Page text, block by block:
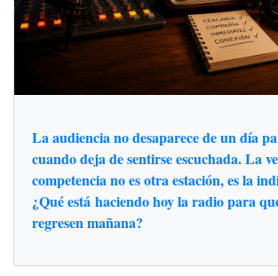
La audiencia no desaparece de un día
cuando deja de sentirse escuchada. La
competencia no es otra estación, es la
¿Qué está haciendo hoy la radio para
regresen mañana?